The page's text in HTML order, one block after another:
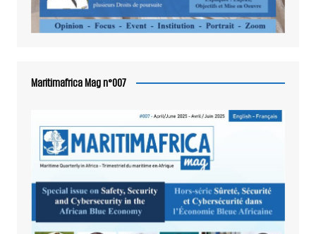
Maritimafrica Mag n°007